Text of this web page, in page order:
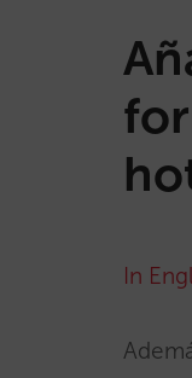
In